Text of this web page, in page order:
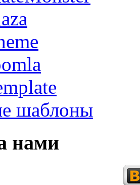
шаблоны
нами